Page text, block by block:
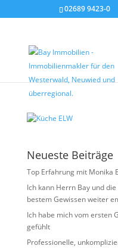
02689 9423-0
Küche ELW
vonChristian Bay|
Neueste Beiträge
Top Erfahrung mit Monika
Ich kann Herrn Bay und
bestem Gewissen weiter
Ich habe mich vom ersten
gefühlt
Professionelle,